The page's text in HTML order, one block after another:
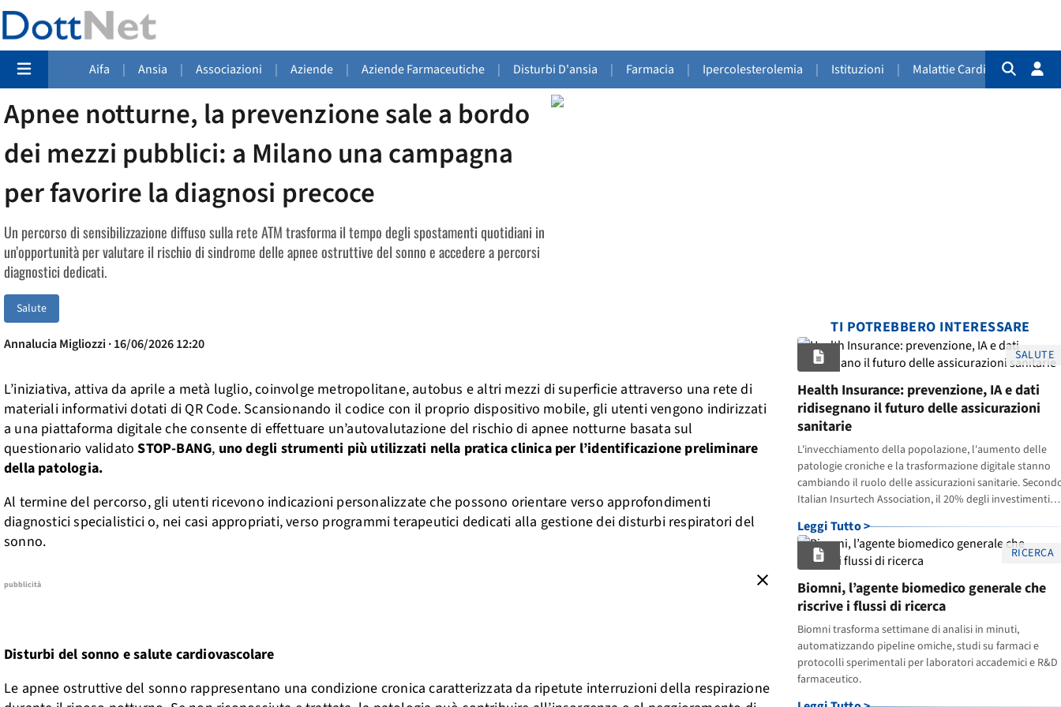
Aifa | Ansia | Associazioni | Aziende | Aziende Farmaceutiche | Disturbi D'ansia | Farmacia | Ipercolesterolemia | Istituzioni | Malattie Cardiovascolari
Apnee notturne, la prevenzione sale a bordo
dei mezzi pubblici: a Milano una campagna
per favorire la diagnosi precoce
Un percorso di sensibilizzazione diffuso sulla rete ATM trasforma il tempo degli spostamenti quotidiani in
un’opportunità per valutare il rischio di sindrome delle apnee ostruttive del sonno e accedere a percorsi
diagnostici dedicati.
Salute
Annalucia Migliozzi · 16/06/2026 12:20
L’iniziativa, attiva da aprile a metà luglio, coinvolge metropolitane, autobus e altri mezzi di superficie attraverso una rete di
materiali informativi dotati di QR Code. Scansionando il codice con il proprio dispositivo mobile, gli utenti vengono indirizzati
a una piattaforma digitale che consente di effettuare un’autovalutazione del rischio di apnee notturne basata sul
questionario validatoSTOP-BANG, uno degli strumenti più utilizzati nella pratica clinica per l’identificazione preliminare
della patologia.
Al termine del percorso, gli utenti ricevono indicazioni personalizzate che possono orientare verso approfondimenti
diagnostici specialistici o, nei casi appropriati, verso programmi terapeutici dedicati alla gestione dei disturbi respiratori del
sonno.
close
pubblicità
Disturbi del sonno e salute cardiovascolare
Le apnee ostruttive del sonno rappresentano una condizione cronica caratterizzata da ripetute interruzioni della respirazione
TI POTREBBERO INTERESSARE
SALUTE
Health Insurance: prevenzione, IA e dati
ridisegnano il futuro delle assicurazioni
sanitarie
L'invecchiamento della popolazione, l'aumento delle
patologie croniche e la trasformazione digitale stanno
cambiando il ruolo delle assicurazioni sanitarie.
Italian Insurtech Association, il 20% degli investimenti
Leggi Tutto >
RICERCA
Biomni, l’agente biomedico generale che
riscrive i flussi di ricerca
Biomni trasforma settimane di analisi in minuti,
automatizzando pipeline omiche, studi su farmaci e
protocolli sperimentali per laboratori accademici e R&D
farmaceutico.